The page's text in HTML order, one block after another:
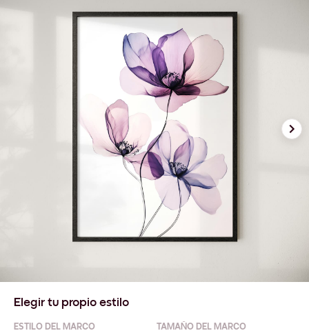
Elegir tu propio estilo
ESTILO DEL MARCO TAMAÑO DEL MARCO